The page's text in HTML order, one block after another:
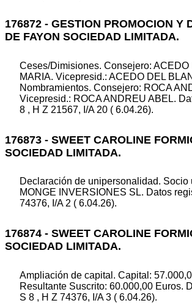
176872 - GESTION PROMOCION Y
DE FAYON SOCIEDAD LIMITADA.
Ceses/Dimisiones. Consejero: ACEDO
MARIA. Vicepresid.: ACEDO DEL
Nombramientos. Consejero: ROCA
Vicepresid.: ROCA ANDREU ABEL.
8 , H Z 21567, I/A 20 ( 6.04.26).
176873 - SWEET CAROLINE
SOCIEDAD LIMITADA.
Declaración de unipersonalidad. Socio
MONGE INVERSIONES SL. Datos
74376, I/A 2 ( 6.04.26).
176874 - SWEET CAROLINE
SOCIEDAD LIMITADA.
Ampliación de capital. Capital:
Resultante Suscrito: 60.000,00 Euros.
S 8 , H Z 74376, I/A 3 ( 6.04.26).